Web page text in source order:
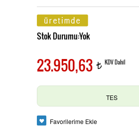
Pensampermetre
Multimetre
Güç Analizörü
OAG Ölçü Aletleri
Stok Durumu:Yok
23.950,63 t KDV Dahil
TES
Favorilerime Ekle